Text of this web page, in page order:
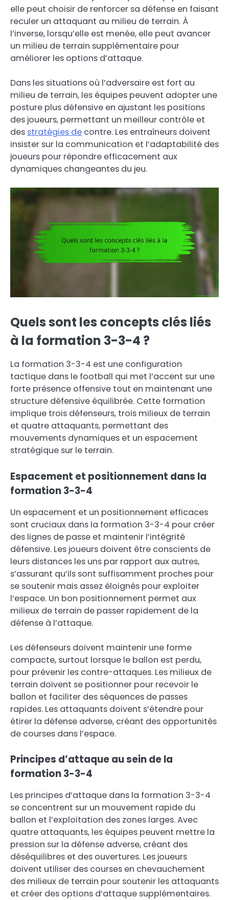
elle peut choisir de renforcer sa défense en faisant
reculer un attaquant au milieu de terrain. À
l’inverse, lorsqu’elle est menée, elle peut avancer
un milieu de terrain supplémentaire pour
améliorer les options d’attaque.
Dans les situations où l’adversaire est fort au
milieu de terrain, les équipes peuvent adopter une
posture plus défensive en ajustant les positions
des joueurs, permettant un meilleur contrôle et
des stratégies de contre. Les entraîneurs doivent
insister sur la communication et l’adaptabilité des
joueurs pour répondre efficacement aux
dynamiques changeantes du jeu.
Quels sont les concepts clés liés
à la formation 3-3-4 ?
La formation 3-3-4 est une configuration
tactique dans le football qui met l’accent sur une
forte présence offensive tout en maintenant une
structure défensive équilibrée. Cette formation
implique trois défenseurs, trois milieux de terrain
et quatre attaquants, permettant des
mouvements dynamiques et un espacement
stratégique sur le terrain.
Espacement et positionnement dans la
formation 3-3-4
Un espacement et un positionnement efficaces
sont cruciaux dans la formation 3-3-4 pour créer
des lignes de passe et maintenir l’intégrité
défensive. Les joueurs doivent être conscients de
leurs distances les uns par rapport aux autres,
s’assurant qu’ils sont suffisamment proches pour
se soutenir mais assez éloignés pour exploiter
l’espace. Un bon positionnement permet aux
milieux de terrain de passer rapidement de la
défense à l’attaque.
Les défenseurs doivent maintenir une forme
compacte, surtout lorsque le ballon est perdu,
pour prévenir les contre-attaques. Les milieux de
terrain doivent se positionner pour recevoir le
ballon et faciliter des séquences de passes
rapides. Les attaquants doivent s’étendre pour
étirer la défense adverse, créant des opportunités
de courses dans l’espace.
Principes d’attaque au sein de la
formation 3-3-4
Les principes d’attaque dans la formation 3-3-4
se concentrent sur un mouvement rapide du
ballon et l’exploitation des zones larges. Avec
quatre attaquants, les équipes peuvent mettre la
pression sur la défense adverse, créant des
déséquilibres et des ouvertures. Les joueurs
doivent utiliser des courses en chevauchement
des milieux de terrain pour soutenir les attaquants
et créer des options d’attaque supplémentaires.